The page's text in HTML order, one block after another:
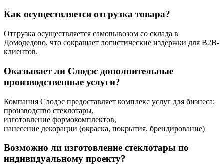
Как осуществляется отгрузка товара?
Отгрузка осуществляется самовывозом со склада в
Домодедово, что сокращает логистические издержки для B2B-
клиентов.
Оказывает ли Слодэс дополнительные
производственные услуги?
Компания Слодэс предоставляет комплекс услуг для бизнеса:
производство стеклотары,
изготовление формокомплектов,
нанесение декорации (окраска, покрытия, брендирование)
Возможно ли изготовление стеклотары по
индивидуальному проекту?